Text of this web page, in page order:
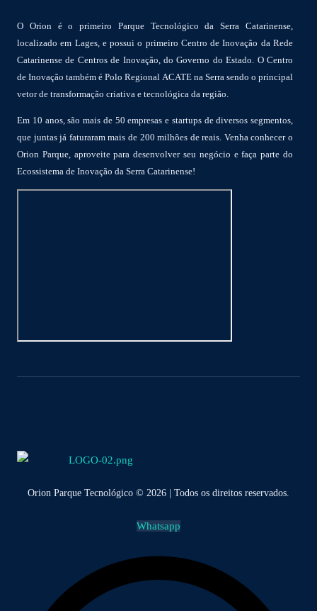
O Orion é o primeiro Parque Tecnológico da Serra Catarinense,
localizado em Lages, e possui o primeiro Centro de Inovação da Rede
Catarinense de Centros de Inovação, do Governo do Estado. O Centro
de Inovação também é Polo Regional ACATE na Serra sendo o principal
vetor de transformação criativa e tecnológica da região.
Em 10 anos, são mais de 50 empresas e startups de diversos segmentos,
que juntas já faturaram mais de 200 milhões de reais. Venha conhecer o
Orion Parque, aproveite para desenvolver seu negócio e faça parte do
Ecossistema de Inovação da Serra Catarinense!
Orion Parque Tecnológico © 2026 | Todos os direitos reservados.
Whatsapp